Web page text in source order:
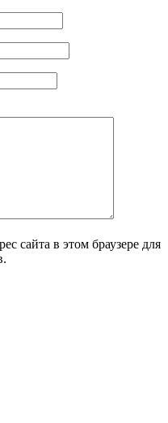
сайта в этом браузере для